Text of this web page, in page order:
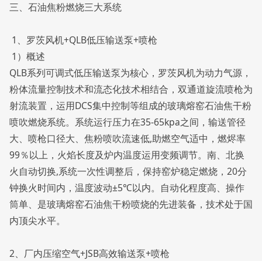
三、石油焦粉燃烧三大系统
1、罗茨风机+QLB低压输送泵+喷枪
1）概述
QLB系列可调式低压输送泵为核心，罗茨风机为动力气源，
粉体流量控制技术和流态化技术相结合，双通道旋流喷枪为
射流装置，运用DCS集中控制等组成的玻璃熔窑石油焦干粉
喷吹燃烧系统。系统运行压力在35-65kpa之间，输送管径
大、喷枪口径大、焦粉喷吹流速低,助燃空气适中，燃烬率
99％以上，火焰长度及炉内温度运用变频调节。南、北换
火自动切换,系统一次性调整后，保持窑炉稳定燃烧，20分
钟换火时间内，温度波动±5℃以内。自动化程度高、操作
筒单、是玻璃熔窑石油焦干粉喷烧的先进装备，技术处于国
内顶尖水平。
2、厂内压缩空气+JSB高效输送泵+喷枪